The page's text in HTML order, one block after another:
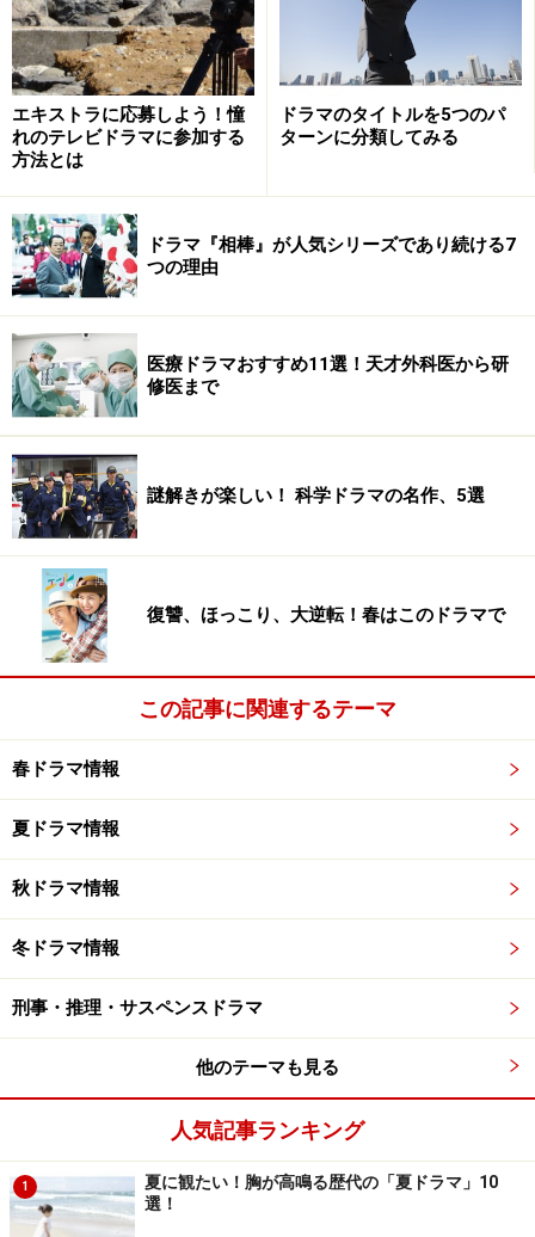
しまうからです。ひょうひょうとした青年が時々鋭い言
葉を放つもどかしさから、言葉にならない切なさが伝わ
ってきます。ひょうひょうと生きる人物にピリッとした
ものを混ぜ込む演技は絶妙、ふと見せる人生観が響きま
す。
昨年放送された『コウノドリ』でも、ベテラン俳優のな
かに埋もれてしまわない力を感じました。映画の出演が
目立っていたので、ドラマガイドとしては最近の連続出
演が嬉しく、春からの朝の連続ドラマ『とと姉ちゃん』
も楽しみでたまりません。私たちが坂口健太郎に対する
思いを、今回のように見事に裏切ってくれるはず。さら
に進化してほしいと思います。
コウノドリ DVD-BOX
未来をとらえる力強さ
『若者たち』では、人間の弱い部分を躊躇なく表現した
野村周平、22歳にして年齢以上に落ち着いた雰囲気と、
に静かに力強く未来をとらえているような目が印象的で
『フラジャイル』では言葉数は少ないものの芯の強い青
エキストラに応募しよう！憧
れのテレビドラマに参加する
方法とは
ドラマのタイトルを5つのパ
ターンに分類してみる
ドラマ『相棒』が人気シリーズであり続ける7
つの理由
医療ドラマおすすめ11選！天才外科医から研
修医まで
謎解きが楽しい！ 科学ドラマの名作、5選
復讐、ほっこり、大逆転！春はこのドラマで
この記事に関連するテーマ
春ドラマ情報
夏ドラマ情報
秋ドラマ情報
冬ドラマ情報
刑事・推理・サスペンスドラマ
他のテーマも見る
人気記事ランキング
1
夏に観たい！胸が高鳴る歴代の「夏ドラマ」10
選！